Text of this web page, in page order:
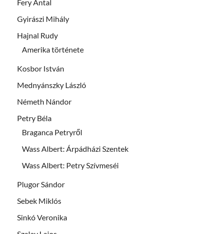
Fery Antal
Gyirászi Mihály
Hajnal Rudy
Amerika története
Kosbor István
Mednyánszky László
Németh Nándor
Petry Béla
Braganca Petryről
Wass Albert: Árpádházi Szentek
Wass Albert: Petry Szívmeséi
Plugor Sándor
Sebek Miklós
Sinkó Veronika